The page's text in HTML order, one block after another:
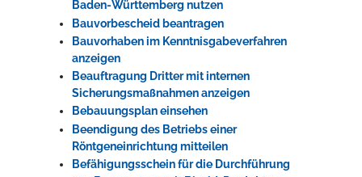
Baden-Württemberg nutzen
Bauvorbescheid beantragen
Bauvorhaben im Kenntnisgabeverfahren
anzeigen
Beauftragung Dritter mit internen
Sicherungsmaßnahmen anzeigen
Bebauungsplan einsehen
Beendigung des Betriebs einer
Röntgeneinrichtung mitteilen
Befähigungsschein für die Durchführung